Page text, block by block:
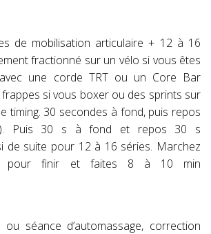
de mobilisation articulaire + 12 à 16
fractionné sur un vélo si vous êtes
une corde TRT ou un Core Bar
frappes si vous boxer ou des sprints sur
timing. 30 secondes à fond, puis repos
Puis 30 s à fond et repos 30 s
de suite pour 12 à 16 séries. Marchez
pour finir et faites 8 à 10 min
séance d’automassage, correction